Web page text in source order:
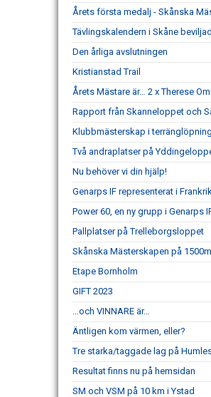
Årets första medalj - Skånska
Tävlingskalendern i Skåne beviljad
Den årliga avslutningen
Kristianstad Trail
Årets Mästare är… 2 x Therese
Rapport från Skanneloppet och
Klubbmästerskap i terränglöpning
Två andraplatser på
Nu behöver vi din hjälp!
Genarps IF representerat i
Power 60, en ny grupp i Genarps
Pallplatser på Trelleborgsloppet
Skånska Mästerskapen på 1500m
Etape Bornholm
GIFT 2023
…och VINNARE är…
Äntligen kom värmen, eller?
Tre starka/taggade lag på
Resultat finns nu på hemsidan
SM och VSM på 10 km i Ystad